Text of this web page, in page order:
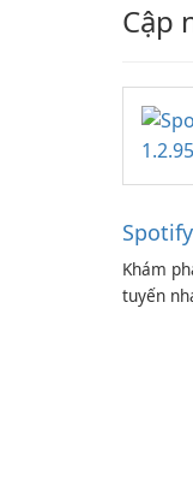
Cập
Khám
tuyến